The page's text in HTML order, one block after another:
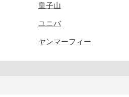
皇子山
ユニバ
ヤンマーフィー